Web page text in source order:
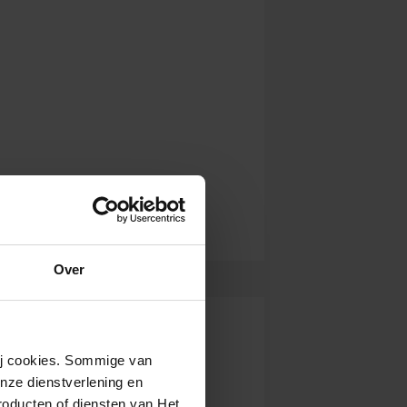
Over
cookies. Sommige van
dienstverlening en